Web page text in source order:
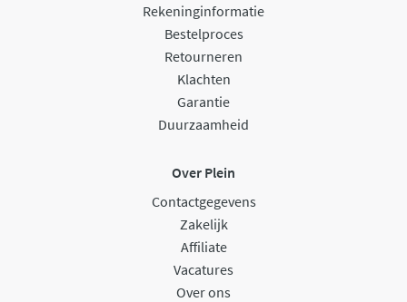
Rekeninginformatie
Bestelproces
Retourneren
Klachten
Garantie
Duurzaamheid
Over Plein
Contactgegevens
Zakelijk
Affiliate
Vacatures
Over ons